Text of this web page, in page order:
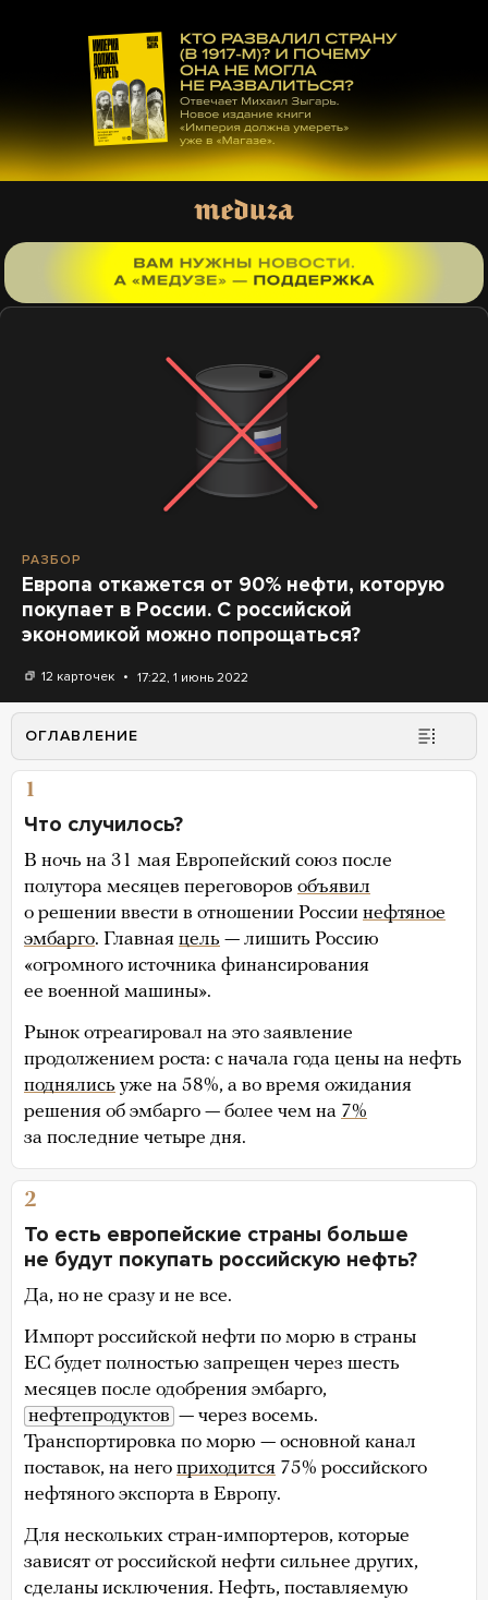
РАЗБОР
Европа откажется от 90% нефти, которую
покупает в России. С российской
экономикой можно попрощаться?
12 карточек 17:22, 1 июнь 2022
ОГЛАВЛЕНИЕ
1
Что случилось?
В ночь на 31 мая Европейский союз после
полутора месяцев переговоров объявил
о решении ввести в отношении России нефтяное
эмбарго. Главная цель — лишить Россию
«огромного источника финансирования
ее военной машины».
Рынок отреагировал на это заявление
продолжением роста: с начала года цены на нефть
поднялись уже на 58%, а во время ожидания
решения об эмбарго — более чем на 7%
за последние четыре дня.
2
То есть европейские страны больше
не будут покупать российскую нефть?
Да, но не сразу и не все.
Импорт российской нефти по морю в страны
ЕС будет полностью запрещен через шесть
месяцев после одобрения эмбарго,
нефтепродуктов — через восемь.
Транспортировка по морю — основной канал
поставок, на него приходится 75% российского
нефтяного экспорта в Европу.
Для нескольких стран-импортеров, которые
зависят от российской нефти сильнее других,
сделаны исключения. Нефть, поставляемую